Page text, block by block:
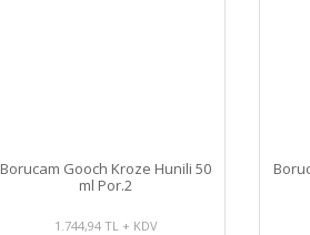
Borucam Gooch Kroze Hunili 50
ml Por.2
1.744,94 TL + KDV